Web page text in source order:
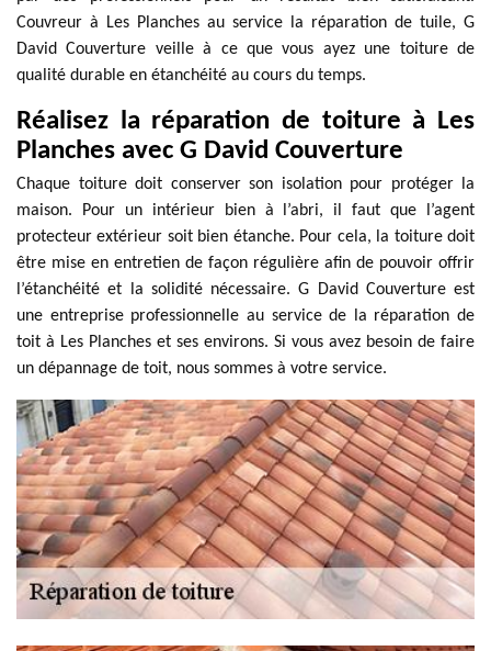
Couvreur à Les Planches au service la réparation de tuile, G
David Couverture veille à ce que vous ayez une toiture de
qualité durable en étanchéité au cours du temps.
Réalisez la réparation de toiture à Les
Planches avec G David Couverture
Chaque toiture doit conserver son isolation pour protéger la
maison. Pour un intérieur bien à l’abri, il faut que l’agent
protecteur extérieur soit bien étanche. Pour cela, la toiture doit
être mise en entretien de façon régulière afin de pouvoir offrir
l’étanchéité et la solidité nécessaire. G David Couverture est
une entreprise professionnelle au service de la réparation de
toit à Les Planches et ses environs. Si vous avez besoin de faire
un dépannage de toit, nous sommes à votre service.